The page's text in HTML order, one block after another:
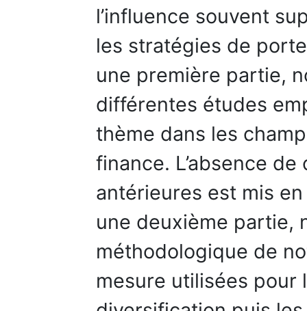
l’influence souvent
les stratégies de
une première partie,
différentes études
thème dans les
finance. L’absence
antérieures est mis
une deuxième partie,
méthodologique de
mesure utilisées pour